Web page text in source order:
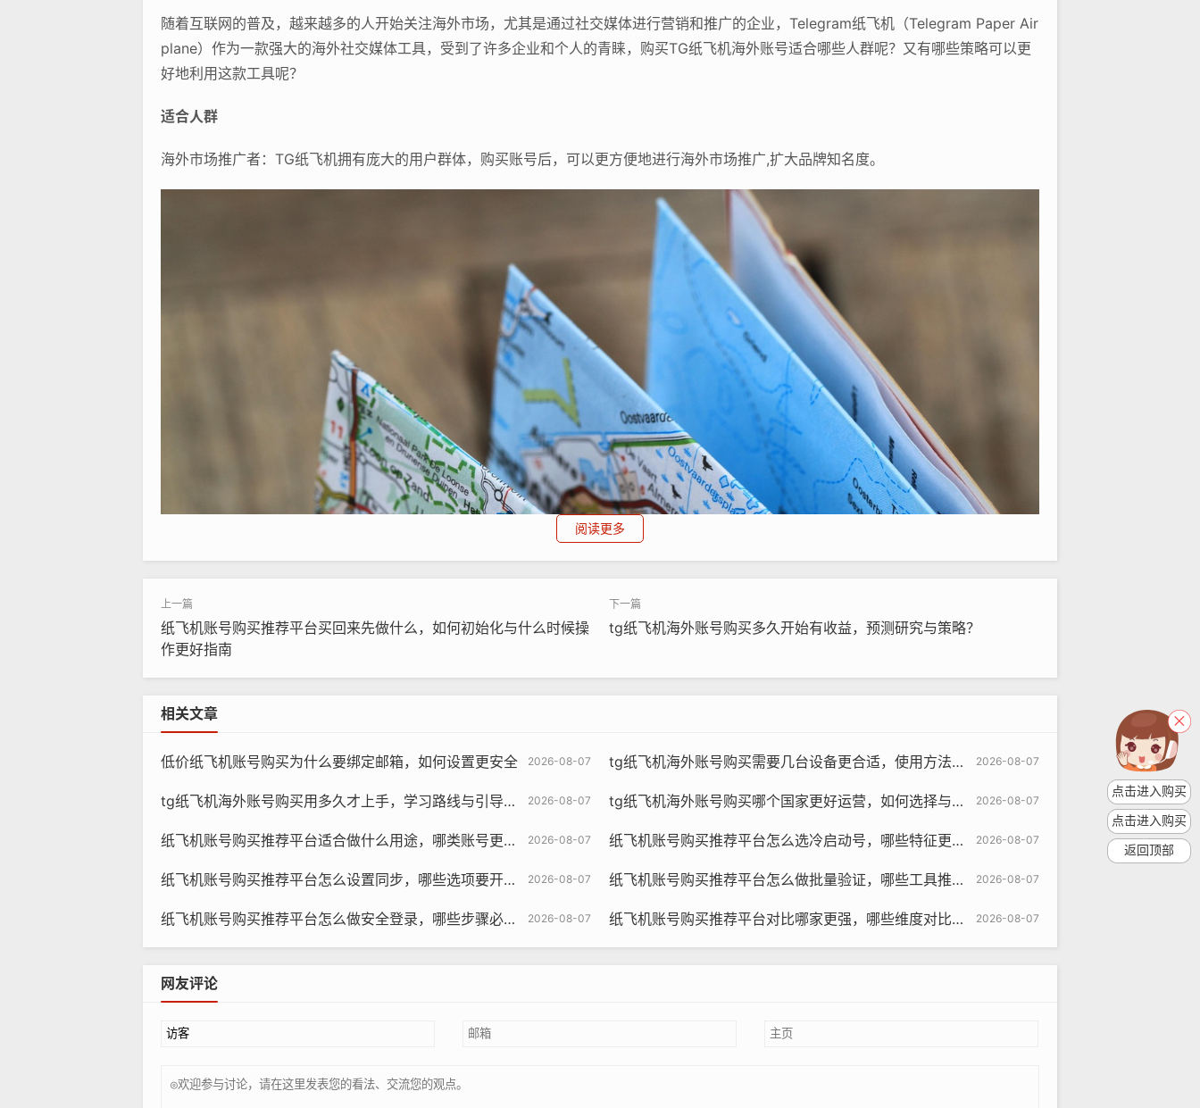
随着互联网的普及，越来越多的人开始关注海外市场，尤其是通过社交媒体进行营销和推广的企业，Telegram纸飞机（Telegram Paper Air
plane）作为一款强大的海外社交媒体工具，受到了许多企业和个人的青睐，购买TG纸飞机海外账号适合哪些人群呢？又有哪些策略可以更
好地利用这款工具呢？
适合人群
海外市场推广者：TG纸飞机拥有庞大的用户群体，购买账号后，可以更方便地进行海外市场推广,扩大品牌知名度。
纸飞机账号购买, 在线购买tg账号, 电报聊天账号购买,wdd16888.com
社交媒体运营者：TG纸飞机是一款功能强大的社交媒体工具，购买账号后，可以更好地进行内容运营、粉丝互动等,提高账号活跃度。
个人创业者：TG纸飞机可以帮助个人创业者拓展人脉，进行项目推广,提高创业成功率。
阅读更多
纸飞机账号购买推荐平台买回来先做什么，如何初始化与什么时候操
作更好指南
tg纸飞机海外账号购买多久开始有收益，预测研究与策略？
相关文章
2026-08-07
低价纸飞机账号购买为什么要绑定邮箱，如何设置更安全 2026-08-07
tg纸飞机海外账号购买需要几台设备更合适，使用方法对比？
2026-08-07
tg纸飞机海外账号购买用多久才上手，学习路线与引导教程？ 2026-08-07
tg纸飞机海外账号购买哪个国家更好运营，如何选择与对比？
2026-08-07
纸飞机账号购买推荐平台适合做什么用途，哪类账号更合适与如何选择指南 2026-08-07
纸飞机账号购买推荐平台怎么选冷启动号，哪些特征更好与如何使用引导学习
2026-08-07
纸飞机账号购买推荐平台怎么设置同步，哪些选项要开与使用提示与方法 2026-08-07
纸飞机账号购买推荐平台怎么做批量验证，哪些工具推荐与方法步骤清单
2026-08-07
纸飞机账号购买推荐平台怎么做安全登录，哪些步骤必做与使用引导教程 2026-08-07
纸飞机账号购买推荐平台对比哪家更强，哪些维度对比与推荐结论指南评测
网友评论
点击进入购买
点击进入购买
返回顶部